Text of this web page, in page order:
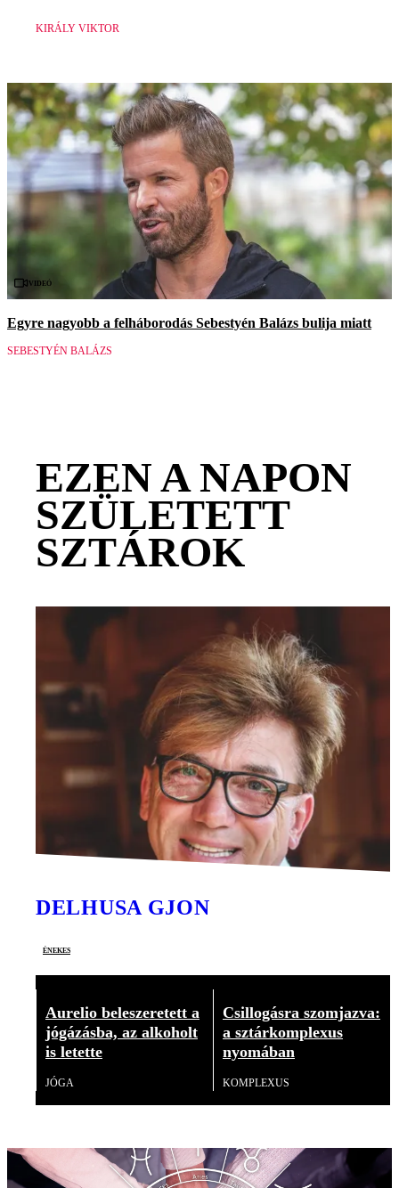
KIRÁLY VIKTOR
Videó
Egyre nagyobb a felháborodás Sebestyén Balázs bulija miatt
SEBESTYÉN BALÁZS
EZEN A NAPON
SZÜLETETT
SZTÁROK
DELHUSA GJON
énekes
Aurelio beleszeretett a
jógázásba, az alkoholt
is letette
JÓGA
Csillogásra szomjazva:
a sztárkomplexus
nyomában
KOMPLEXUS